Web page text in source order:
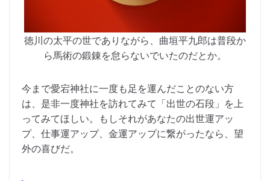
徳川の太平の世でありながら、曲垣平九郎は普段か
ら馬術の鍛錬を怠らないでいたのだとか。
今まで愛宕神社に一度も足を運んだことのない方
は、是非一度神社を訪れてみて「出世の石段」を上
ってみてほしい。もしそれがあなたの出世運アッ
プ、仕事運アップ、金運アップに繋がったなら、望
外の喜びだ。